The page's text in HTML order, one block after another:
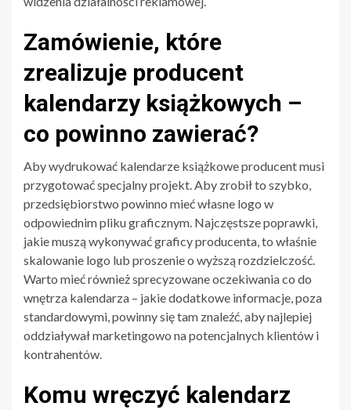
Zamówienie, które
zrealizuje producent
kalendarzy książkowych –
co powinno zawierać?
Aby wydrukować kalendarze książkowe producent musi
przygotować specjalny projekt. Aby zrobił to szybko,
przedsiębiorstwo powinno mieć własne logo w
odpowiednim pliku graficznym. Najczęstsze poprawki,
jakie muszą wykonywać graficy producenta, to właśnie
skalowanie logo lub proszenie o wyższą rozdzielczość.
Warto mieć również sprecyzowane oczekiwania co do
wnętrza kalendarza – jakie dodatkowe informacje, poza
standardowymi, powinny się tam znaleźć, aby najlepiej
oddziaływał marketingowo na potencjalnych klientów i
kontrahentów.
Komu wręczyć kalendarz